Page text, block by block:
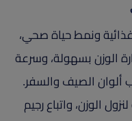
ونمط حياة صحي،
الوزن بسهولة، وسرعة
الصيف والسفر.
الوزن، واتباع رجيم